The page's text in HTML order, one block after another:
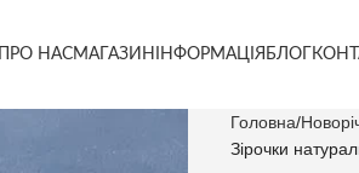
НАСМАГАЗИН ІНФОРМАЦІЯ БЛОГ
Головна
Зірочки